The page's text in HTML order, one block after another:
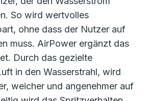
So wird wertvolles
ohne dass der Nutzer auf
muss. AirPower ergänzt das
Durch das gezielte
in den Wasserstrahl, wird
weicher und angenehmer auf